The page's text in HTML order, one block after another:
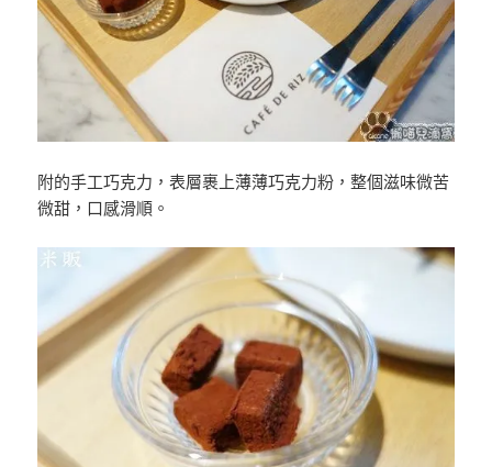
附的手工巧克力，表層裹上薄薄巧克力粉，整個滋味微苦
微甜，口感滑順。